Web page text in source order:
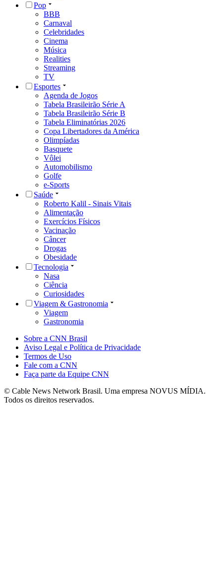
Pop
BBB
Carnaval
Celebridades
Cinema
Música
Realities
Streaming
TV
Esportes
Agenda de Jogos
Tabela Brasileirão Série A
Tabela Brasileirão Série B
Tabela Eliminatórias 2026
Copa Libertadores da América
Olimpíadas
Basquete
Vôlei
Automobilismo
Golfe
e-Sports
Saúde
Roberto Kalil - Sinais Vitais
Alimentação
Exercícios Físicos
Vacinação
Câncer
Drogas
Obesidade
Tecnologia
Nasa
Ciência
Curiosidades
Viagem & Gastronomia
Viagem
Gastronomia
Sobre a CNN Brasil
Aviso Legal e Política de Privacidade
Termos de Uso
Fale com a CNN
Faça parte da Equipe CNN
© Cable News Network Brasil. Uma empresa NOVUS MÍDIA.
Todos os direitos reservados.